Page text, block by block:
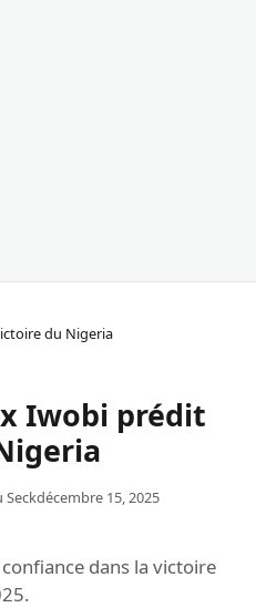
du Nigeria
Iwobi prédit
Seckdécembre 15, 2025
dans la victoire